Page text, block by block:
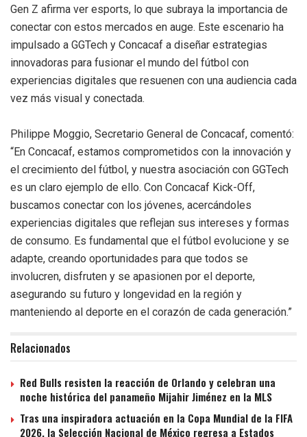
Gen Z afirma ver esports, lo que subraya la importancia de
conectar con estos mercados en auge. Este escenario ha
impulsado a GGTech y Concacaf a diseñar estrategias
innovadoras para fusionar el mundo del fútbol con
experiencias digitales que resuenen con una audiencia cada
vez más visual y conectada.
Philippe Moggio, Secretario General de Concacaf, comentó:
“En Concacaf, estamos comprometidos con la innovación y
el crecimiento del fútbol, y nuestra asociación con GGTech
es un claro ejemplo de ello. Con Concacaf Kick-Off,
buscamos conectar con los jóvenes, acercándoles
experiencias digitales que reflejan sus intereses y formas
de consumo. Es fundamental que el fútbol evolucione y se
adapte, creando oportunidades para que todos se
involucren, disfruten y se apasionen por el deporte,
asegurando su futuro y longevidad en la región y
manteniendo al deporte en el corazón de cada generación.”
Relacionados
Red Bulls resisten la reacción de Orlando y celebran una
noche histórica del panameño Mijahir Jiménez en la MLS
Tras una inspiradora actuación en la Copa Mundial de la FIFA
2026, la Selección Nacional de México regresa a Estados